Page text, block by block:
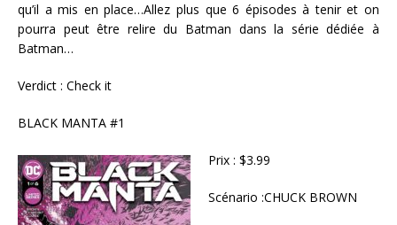
qu’il a mis en place…Allez plus que 6 épisodes à tenir et on
pourra peut être relire du Batman dans la série dédiée à
Batman…
Verdict : Check it
BLACK MANTA #1
Prix : $3.99
Scénario :CHUCK BROWN